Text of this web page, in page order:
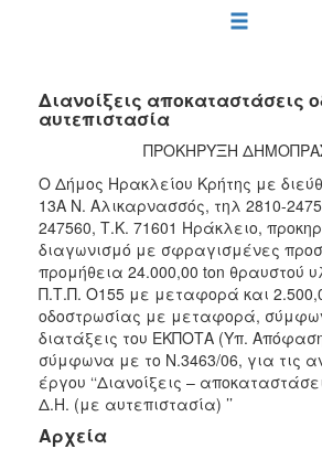
2022
2020
2019
2018
2017
2016
2015
2013
Διανοίξεις αποκαταστάσεις
αυτεπιστασία
ΠΡΟΚΗΡΥΞΗ
Ο Δήμος Ηρακλείου Κρήτης με
13Α Ν. Αλικαρνασσός, τηλ 2810-
247560, Τ.Κ. 71601 Ηράκλειο,
διαγωνισμό με σφραγισμένες
προμήθεια 24.000,00 ton θραυστού
Π.Τ.Π. Ο155 με μεταφορά και
οδοστρωσίας με μεταφορά,
διατάξεις του ΕΚΠΟΤΑ (Υπ.
σύμφωνα με το Ν.3463/06, για τις
έργου ‘‘Διανοίξεις –
Δ.Η. (με αυτεπιστασία) ’’
Αρχεία